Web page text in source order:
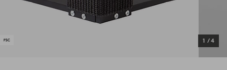
1 /4